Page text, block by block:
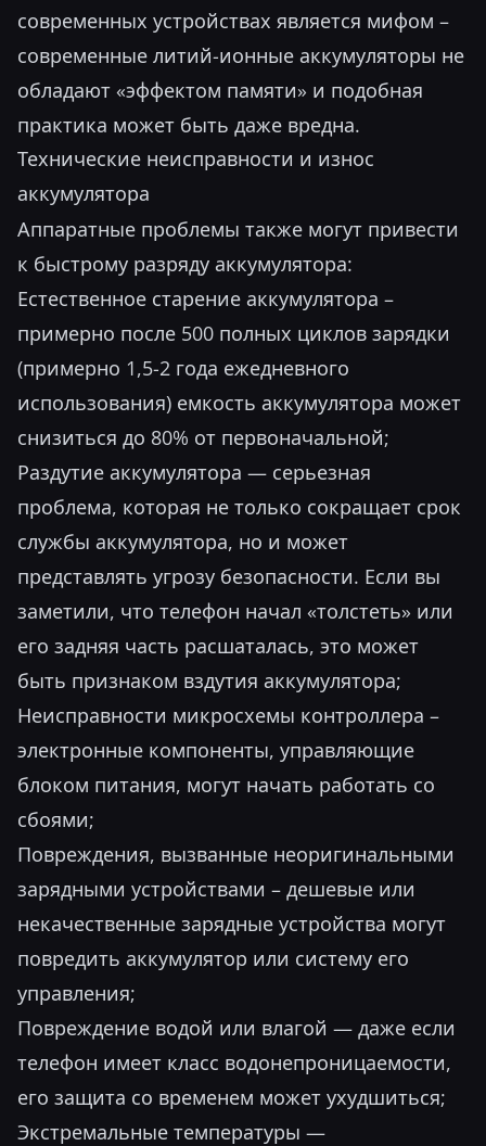
современных устройствах является мифом –
современные литий-ионные аккумуляторы не
обладают «эффектом памяти» и подобная
практика может быть даже вредна.
Технические неисправности и износ
аккумулятора
Аппаратные проблемы также могут привести
к быстрому разряду аккумулятора:
Естественное старение аккумулятора –
примерно после 500 полных циклов зарядки
(примерно 1,5-2 года ежедневного
использования) емкость аккумулятора может
снизиться до 80% от первоначальной;
Раздутие аккумулятора — серьезная
проблема, которая не только сокращает срок
службы аккумулятора, но и может
представлять угрозу безопасности. Если вы
заметили, что телефон начал «толстеть» или
его задняя часть расшаталась, это может
быть признаком вздутия аккумулятора;
Неисправности микросхемы контроллера –
электронные компоненты, управляющие
блоком питания, могут начать работать со
сбоями;
Повреждения, вызванные неоригинальными
зарядными устройствами – дешевые или
некачественные зарядные устройства могут
повредить аккумулятор или систему его
управления;
Повреждение водой или влагой — даже если
телефон имеет класс водонепроницаемости,
его защита со временем может ухудшиться;
Экстремальные температуры —